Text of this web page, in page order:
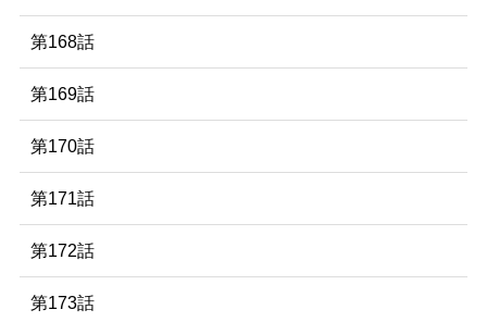
第168話
第169話
第170話
第171話
第172話
第173話